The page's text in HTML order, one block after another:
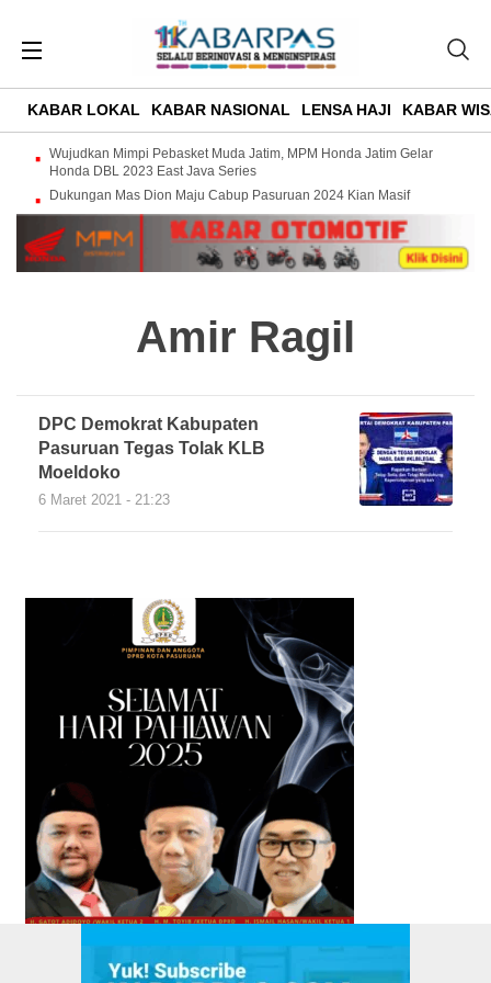
KABAR LOKAL KABAR NASIONAL LENSA HAJI KABAR
Wujudkan Mimpi Pebasket Muda Jatim, MPM Honda Jatim Gelar
Honda DBL 2023 East Java Series
Dukungan Mas Dion Maju Cabup Pasuruan 2024 Kian Masif
Amir Ragil
DPC Demokrat Kabupaten
Pasuruan Tegas Tolak KLB
Moeldoko
6 Maret 2021 - 21:23